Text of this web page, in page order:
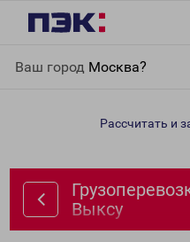
Ваш город Москва?
Выксу
Рассчитать и
Выксу